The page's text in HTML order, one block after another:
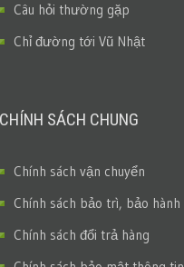
Câu hỏi thường gặp
Chỉ đường tới Vũ Nhật
CHÍNH SÁCH CHUNG
Chính sách vận chuyển
Chính sách bảo trì, bảo hành
Chính sách đổi trả hàng